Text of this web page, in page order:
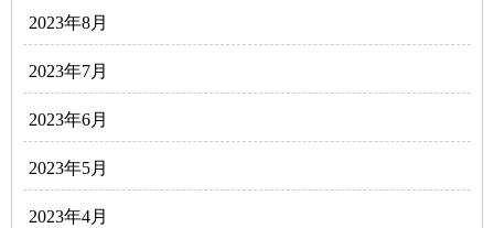
2023年8月
2023年7月
2023年6月
2023年5月
2023年4月